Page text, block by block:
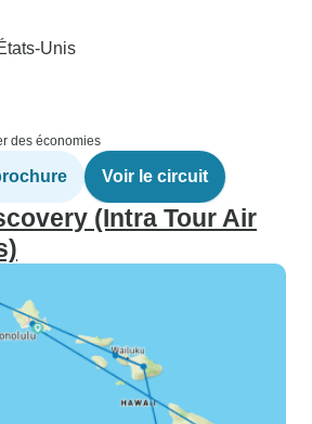
Unis
des économies
Voir le circuit
(Intra Tour Air